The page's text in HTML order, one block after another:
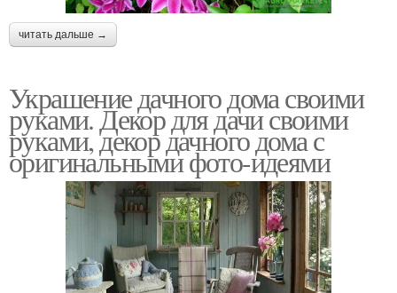
читать дальше →
Украшение дачного дома своими
руками. Декор для дачи своими
руками, декор дачного дома с
оригинальными фото-идеями